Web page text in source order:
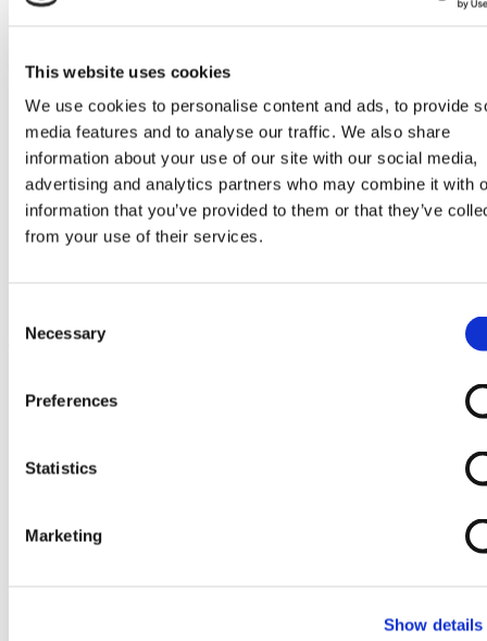
This website uses cookies
We use cookies to personalise content and ads, to provide
media features and to analyse our traffic. We also share
information about your use of our site with our social media,
advertising and analytics partners who may combine it with
information that you’ve provided to them or that they’ve
from your use of their services.
Selection
Necessary
Preferences
Statistics
Marketing
Show details
DeLaval VMS Melkrobot
GEA MIone
Stal benodigdheden
Go to Stal benodigdheden
Koeborstel
Ambic onderdelen
Minimelkers
stalartikelen
Skelex
Ga naar het einde van de afbeeldingen-gallerij